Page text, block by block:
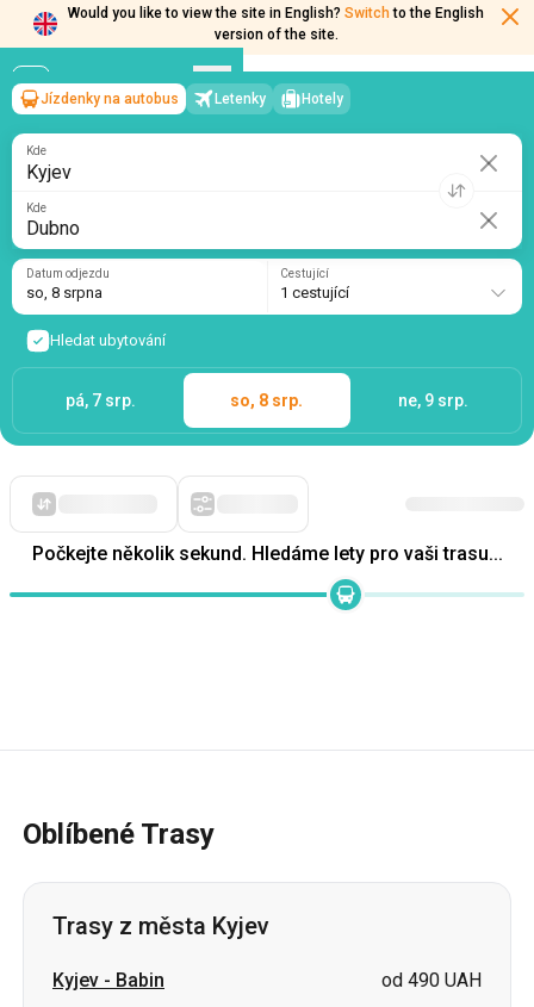
Would you like to view the site in English? Switch to the English
version of the site.
Kyjev→Dubno
so, 8 srpna/1 cestující
Jízdenky na autobus Letenky Hotely
Kde
Kde
Datum odjezdu
so, 8 srpna
Cestující
1 cestující
Hledat ubytování
pá, 7 srp. so, 8 srp. ne, 9 srp.
Kyjev- Leuchi
Kyjev-Kozhukhiv
cena na požádání